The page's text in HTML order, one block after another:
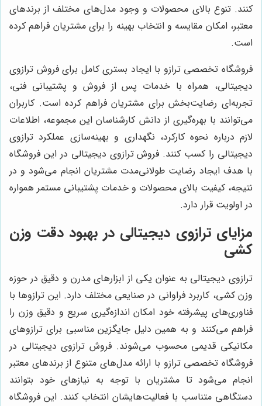
کنند. تنوع بالای محصولات و وجود مدل‌های مختلف از برندهای
معتبر، امکان مقایسه و انتخاب بهینه را برای مشتریان فراهم کرده
است.
فروشگاه تخصصی ترازو با ایجاد بستری کامل برای فروش ترازوی
دیجیتالی، همراه با خدمات پس از فروش و پشتیبانی فنی،
تجربه‌ای رضایت‌بخش برای مشتریان فراهم کرده است. کاربران
می‌توانند با بهره‌گیری از دانش کارشناسان این مجموعه، اطلاعات
لازم درباره نحوه کارکرد، نگهداری و بهینه‌سازی عملکرد ترازوی
دیجیتالی را کسب کنند. فروش ترازوی دیجیتالی در این فروشگاه
با هدف ایجاد رضایت طولانی‌مدت مشتریان انجام می‌شود و در
نتیجه، کیفیت بالای محصولات و خدمات پشتیبانی مستمر همواره
در اولویت قرار دارد.
مزایای ترازوی دیجیتالی در بهبود دقت وزن
کشی
ترازوی دیجیتالی به عنوان یکی از ابزارهای مدرن و دقیق در حوزه
وزن کشی، کاربرد فراوانی در صنایعی مختلف دارد. این ترازوها با
فناوری‌های پیشرفته خود امکان اندازه‌گیری سریع و دقیق وزن را
فراهم می‌کنند و به همین دلیل جایگزین مناسبی برای ترازوهای
مکانیکی قدیمی محسوب می‌شوند. فروش ترازوی دیجیتالی در
فروشگاه تخصصی ترازو با ارائه مدل‌های متنوع از برندهای معتبر
انجام می‌شود تا مشتریان با توجه به نیازهای خود بتوانند
دستگاهی متناسب با فعالیت‌هایشان انتخاب کنند. این فروشگاه